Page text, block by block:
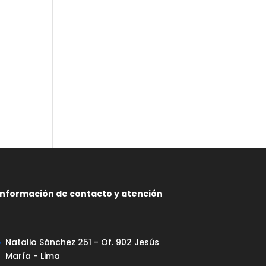
de contacto y atención
Natalio Sánchez 251 - Of. 902 Jesús
María - Lima